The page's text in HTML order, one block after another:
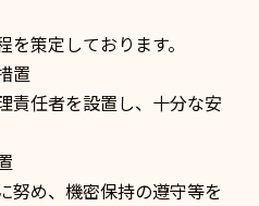
定しております。
置
者を設置し、十分な安
、機密保持の遵守等を